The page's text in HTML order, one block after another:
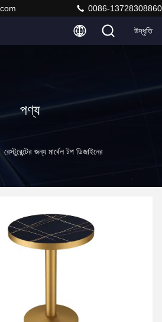
0086-13728308860
উদ্ধৃতি
পণ্য
রেস্টুরেন্টের জন্য মার্বেল টপ ডিজাইনের